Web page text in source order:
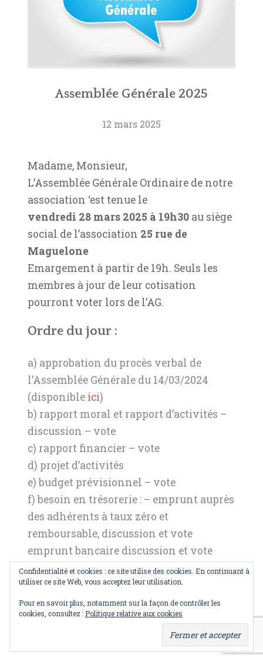
Assemblée Générale 2025
12 mars 2025
Madame, Monsieur,
L’Assemblée Générale Ordinaire de notre
association ‘est tenue le
vendredi 28 mars 2025 à 19h30 au siège
social de l’association 25 rue de
Maguelone
Emargement à partir de 19h. Seuls les
membres à jour de leur cotisation
pourront voter lors de l’AG.
Ordre du jour :
a) approbation du procès verbal de
l’Assemblée Générale du 14/03/2024
(disponible ici)
b) rapport moral et rapport d’activités –
discussion – vote
c) rapport financier – vote
d) projet d’activités
e) budget prévisionnel – vote
f) besoin en trésorerie : – emprunt auprès
des adhérents à taux zéro et
remboursable, discussion et vote
emprunt bancaire discussion et vote
g) discussion sur l’avenir de
l’association du fait de l’arrivée de
l’orgue.
h) questions diverses.
Avec nos cordiales salutations,
Confidentialité et cookies : ce site utilise des cookies. En continuant à
utiliser ce site Web, vous acceptez leur utilisation.
Pour en savoir plus, notamment sur la façon de contrôler les
cookies, consultez :Politique relative aux cookies